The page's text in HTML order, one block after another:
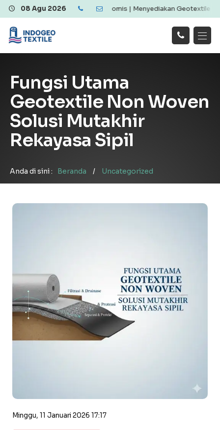
08 Agu 2026
Berkualitas dan Ekonomis | Menyediakan Geotextile Woven &
Tentang Kami
Layanan
Hubungi
Fungsi Utama
Geotextile Non Woven
Solusi Mutakhir
Rekayasa Sipil
Anda di sini : Beranda / Uncategorized
Minggu, 11 Januari 2026 17:17